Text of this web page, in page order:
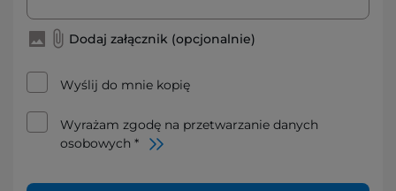
Dodaj załącznik (opcjonalnie)
Wyślij do mnie kopię
Wyrażam zgodę na przetwarzanie danych
osobowych *